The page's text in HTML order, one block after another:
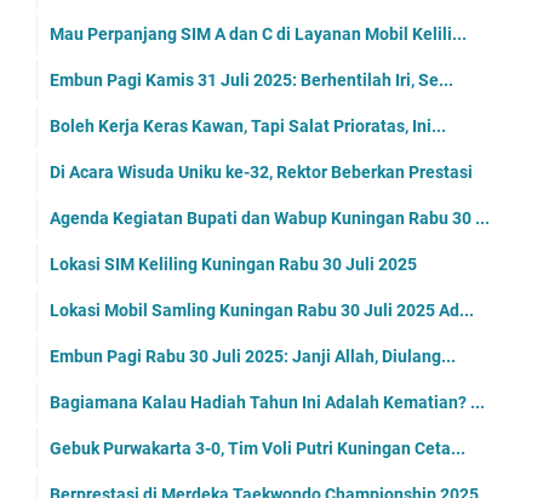
Mau Perpanjang SIM A dan C di Layanan Mobil Kelili...
Embun Pagi Kamis 31 Juli 2025: Berhentilah Iri, Se...
Boleh Kerja Keras Kawan, Tapi Salat Prioratas, Ini...
Di Acara Wisuda Uniku ke-32, Rektor Beberkan Prestasi
Agenda Kegiatan Bupati dan Wabup Kuningan Rabu 30 ...
Lokasi SIM Keliling Kuningan Rabu 30 Juli 2025
Lokasi Mobil Samling Kuningan Rabu 30 Juli 2025 Ad...
Embun Pagi Rabu 30 Juli 2025: Janji Allah, Diulang...
Bagiamana Kalau Hadiah Tahun Ini Adalah Kematian? ...
Gebuk Purwakarta 3-0, Tim Voli Putri Kuningan Ceta...